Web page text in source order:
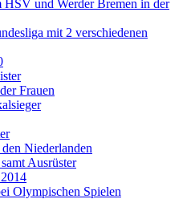
HSV und Werder Bremen in der
mit 2 verschiedenen
Frauen
Niederlanden
Ausrüster
Olympischen Spielen